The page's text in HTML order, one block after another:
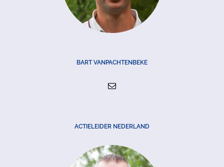
BART VANPACHTENBEKE
ACTIELEIDER NEDERLAND